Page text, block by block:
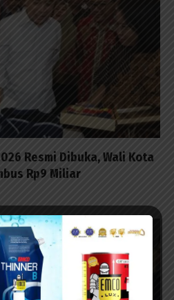
Resmi Dibuka, Wali Kota
Rp9 Miliar